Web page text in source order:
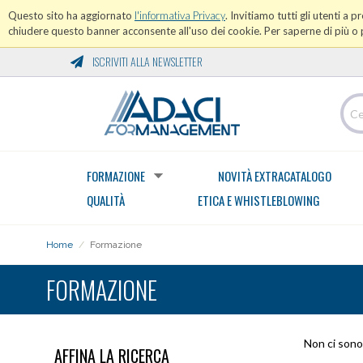
Questo sito ha aggiornato l'informativa Privacy. Invitiamo tutti gli utenti a
chiudere questo banner acconsente all'uso dei cookie. Per saperne di più
ISCRIVITI ALLA NEWSLETTER
FORMAZIONE
NOVITÀ EXTRACATALOGO
QUALITÀ
ETICA E WHISTLEBLOWING
Home / Formazione
FORMAZIONE
AFFINA LA RICERCA
Non ci